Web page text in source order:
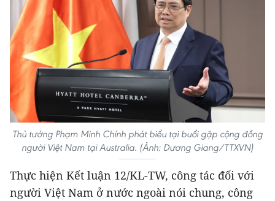
Thủ tướng Phạm Minh Chính phát biểu tại buổi gặp cộng đồng
người Việt Nam tại Australia. (Ảnh: Dương Giang/TTXVN)
Thực hiện Kết luận 12/KL-TW, công tác đối với
người Việt Nam ở nước ngoài nói chung, công